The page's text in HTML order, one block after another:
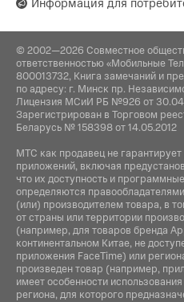
© 2002—2026 Совместное
ответственностью «Мобильные
800013732, Книга замечаний и
по адресу: г. Минск пр.
Лицензия МСиИ РБ №926 от
Зарегистрирован в Торговом
Беларусь № 158398 от 14.05.2012
МТС как продавец не
приложений, включая
что их доступность и
определяются
(или) производителем товара, в
от страны или территории
(например, для товаров бренда
континентальном Китае, не
приложения FaceTime) или
произведен товар (например,
имеет особенности
региона, для которого